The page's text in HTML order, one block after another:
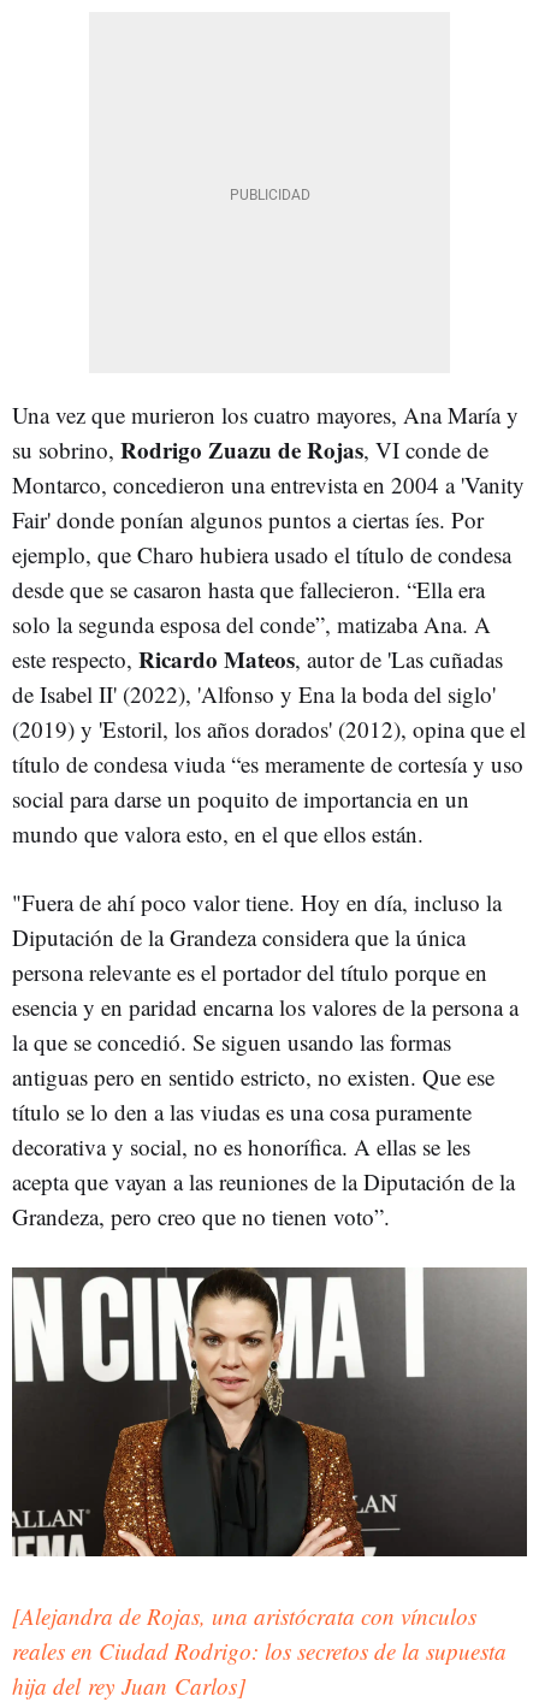
Una vez que murieron los cuatro mayores, Ana María y
su sobrino, Rodrigo Zuazu de Rojas, VI conde de
Montarco, concedieron una entrevista en 2004 a 'Vanity
Fair' donde ponían algunos puntos a ciertas íes. Por
ejemplo, que Charo hubiera usado el título de condesa
desde que se casaron hasta que fallecieron. “Ella era
solo la segunda esposa del conde”, matizaba Ana. A
este respecto, Ricardo Mateos, autor de 'Las cuñadas
de Isabel II' (2022), 'Alfonso y Ena la boda del siglo'
(2019) y 'Estoril, los años dorados' (2012), opina que el
título de condesa viuda “es meramente de cortesía y uso
social para darse un poquito de importancia en un
mundo que valora esto, en el que ellos están.
"Fuera de ahí poco valor tiene. Hoy en día, incluso la
Diputación de la Grandeza considera que la única
persona relevante es el portador del título porque en
esencia y en paridad encarna los valores de la persona a
la que se concedió. Se siguen usando las formas
antiguas pero en sentido estricto, no existen. Que ese
título se lo den a las viudas es una cosa puramente
decorativa y social, no es honorífica. A ellas se les
acepta que vayan a las reuniones de la Diputación de la
Grandeza, pero creo que no tienen voto”.
[Alejandra de Rojas, una aristócrata con vínculos
reales en Ciudad Rodrigo: los secretos de la supuesta
hija del rey Juan Carlos]